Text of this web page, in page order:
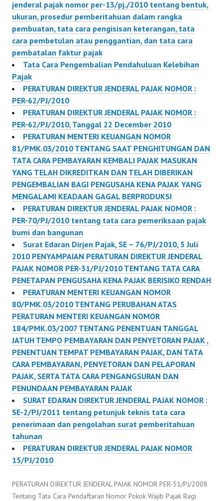
jenderal pajak nomor per-13/pj./2010 tentang bentuk,
ukuran, prosedur pemberitahuan dalam rangka
pembuatan, tata cara pengisisan keterangan, tata
cara pembetulan atau penggantian, dan tata cara
pembatalan faktur pajak
Tata Cara Pengembalian Pendahuluan Kelebihan
Pajak
PERATURAN DIREKTUR JENDERAL PAJAK NOMOR :
PER-62/PJ/2010
PERATURAN DIREKTUR JENDERAL PAJAK NOMOR :
PER-62/PJ/2010, Tanggal 22 December 2010
PERATURAN MENTERI KEUANGAN NOMOR
81/PMK.03/2010 TENTANG SAAT PENGHITUNGAN DAN
TATA CARA PEMBAYARAN KEMBALI PAJAK MASUKAN
YANG TELAH DIKREDITKAN DAN TELAH DIBERIKAN
PENGEMBALIAN BAGI PENGUSAHA KENA PAJAK YANG
MENGALAMI KEADAAN GAGAL BERPRODUKSI
PERATURAN DIREKTUR JENDERAL PAJAK NOMOR :
PER-70/PJ/2010 tentang tata cara pemeriksaan pajak
bumi dan bangunan
Surat Edaran Dirjen Pajak, SE – 76/PJ/2010, 5 Juli
2010 PENYAMPAIAN PERATURAN DIREKTUR JENDERAL
PAJAK NOMOR PER-31/PJ/2010 TENTANG TATA CARA
PENETAPAN PENGUSAHA KENA PAJAK BERISIKO RENDAH
PERATURAN MENTERI KEUANGAN NOMOR
80/PMK.03/2010 TENTANG PERUBAHAN ATAS
PERATURAN MENTERI KEUANGAN NOMOR
184/PMK.03/2007 TENTANG PENENTUAN TANGGAL
JATUH TEMPO PEMBAYARAN DAN PENYETORAN PAJAK ,
PENENTUAN TEMPAT PEMBAYARAN PAJAK, DAN TATA
CARA PEMBAYARAN, PENYETORAN DAN PELAPORAN
PAJAK, SERTA TATA CARA PENGANGSURAN DAN
PENUNDAAN PEMBAYARAN PAJAK
SURAT EDARAN DIREKTUR JENDERAL PAJAK NOMOR :
SE-2/PJ/2011 tentang petunjuk teknis tata cara
penerimaan dan pengolahan surat pemberitahuan
tahunan
PERATURAN DIREKTUR JENDERAL PAJAK NOMOR
15/PJ/2010
PERATURAN DIREKTUR JENDERAL PAJAK NOMOR PER-51/PJ/2008
Tentang Tata Cara Pendaftaran Nomor Pokok Wajib Pajak Bagi